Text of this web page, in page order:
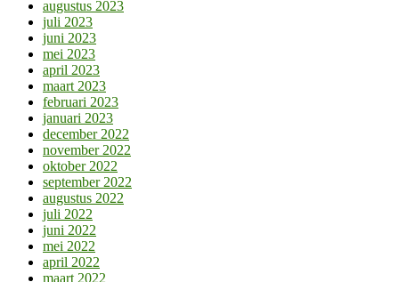
augustus 2023
juli 2023
juni 2023
mei 2023
april 2023
maart 2023
februari 2023
januari 2023
december 2022
november 2022
oktober 2022
september 2022
augustus 2022
juli 2022
juni 2022
mei 2022
april 2022
maart 2022